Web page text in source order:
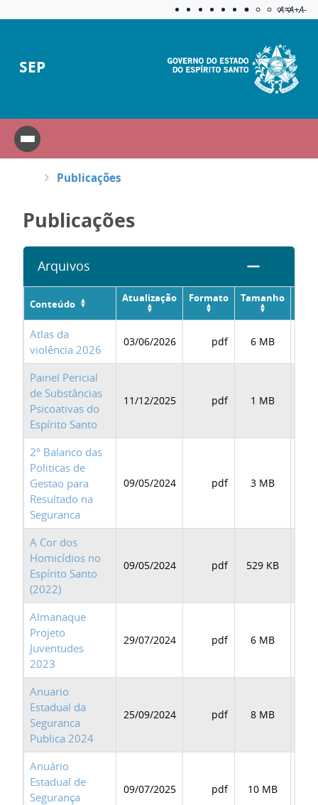
Aplicar
A=A+A-
SEP
Publicações
Publicações
Arquivos
Conteúdo Atualização Formato Tamanho
Atlas da
violência 2026
03/06/2026 pdf 6 MB
Painel Pericial
de Substâncias
Psicoativas do
Espírito Santo
11/12/2025 pdf 1 MB
2º Balanco das
Politicas de
Gestao para
Resultado na
Seguranca
09/05/2024 pdf 3 MB
A Cor dos
Homicídios no
Espírito Santo
(2022)
09/05/2024 pdf 529 KB
Almanaque
Projeto
Juventudes
2023
29/07/2024 pdf 6 MB
Anuario
Estadual da
Seguranca
Publica 2024
25/09/2024 pdf 8 MB
Anuário
Estadual de
Segurança
09/07/2025 pdf 10 MB